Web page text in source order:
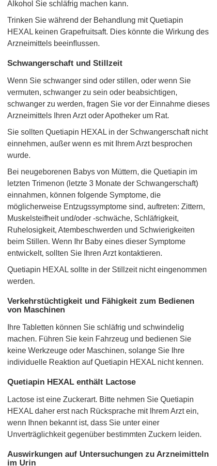
Alkohol Sie schläfrig machen kann.
Trinken Sie während der Behandlung mit Quetiapin
HEXAL keinen Grapefruitsaft. Dies könnte die Wirkung des
Arzneimittels beeinﬂussen.
Schwangerschaft und Stillzeit
Wenn Sie schwanger sind oder stillen, oder wenn Sie
vermuten, schwanger zu sein oder beabsichtigen,
schwanger zu werden, fragen Sie vor der Einnahme dieses
Arzneimittels Ihren Arzt oder Apotheker um Rat.
Sie sollten Quetiapin HEXAL in der Schwangerschaft nicht
einnehmen, außer wenn es mit Ihrem Arzt besprochen
wurde.
Bei neugeborenen Babys von Müttern, die Quetiapin im
letzten Trimenon (letzte 3 Monate der Schwangerschaft)
einnahmen, können folgende Symptome, die
möglicherweise Entzugssymptome sind, auftreten: Zittern,
Muskelsteifheit und/oder -schwäche, Schläfrigkeit,
Ruhelosigkeit, Atembeschwerden und Schwierigkeiten
beim Stillen. Wenn Ihr Baby eines dieser Symptome
entwickelt, sollten Sie Ihren Arzt kontaktieren.
Quetiapin HEXAL sollte in der Stillzeit nicht eingenommen
werden.
Verkehrstüchtigkeit und Fähigkeit zum Bedienen
von Maschinen
Ihre Tabletten können Sie schläfrig und schwindelig
machen. Führen Sie kein Fahrzeug und bedienen Sie
keine Werkzeuge oder Maschinen, solange Sie Ihre
individuelle Reaktion auf Quetiapin HEXAL nicht kennen.
Quetiapin HEXAL enthält Lactose
Lactose ist eine Zuckerart. Bitte nehmen Sie Quetiapin
HEXAL daher erst nach Rücksprache mit Ihrem Arzt ein,
wenn Ihnen bekannt ist, dass Sie unter einer
Unverträglichkeit gegenüber bestimmten Zuckern leiden.
Auswirkungen auf Untersuchungen zu Arzneimitteln
im Urin